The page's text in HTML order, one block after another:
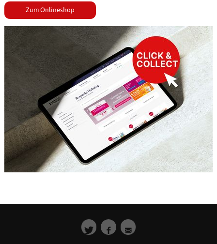
Zum Onlineshop